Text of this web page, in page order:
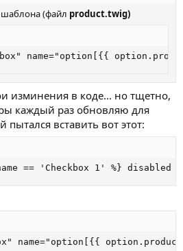
(файл product.twig)
name="option[{{
изминения в коде... но тщетно,
каждый раз обновляю для
вставить вот этот:
== 'Checkbox 1' %} disabled
name="option[{{